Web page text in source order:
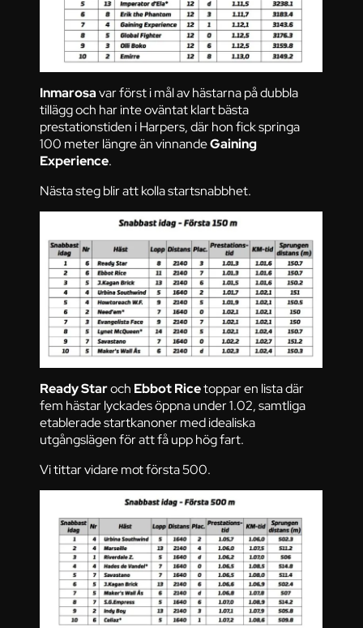
Inmarosavar först i mål av hästarna på dubbla
tillägg och har inte oväntat klart bästa
prestationstiden i Harpers, där hon fick springa
100 meter längre än vinnandeGaining
Experience.
Nästa steg blir att kolla startsnabbhet.
Ready Staroch Ebbot Ricetoppar en lista där
fem hästar lyckades öppna under 1.02, samtliga
etablerade startkanoner med idealiska
utgångslägen för att få upp hög fart.
Vi tittar vidare mot första 500.